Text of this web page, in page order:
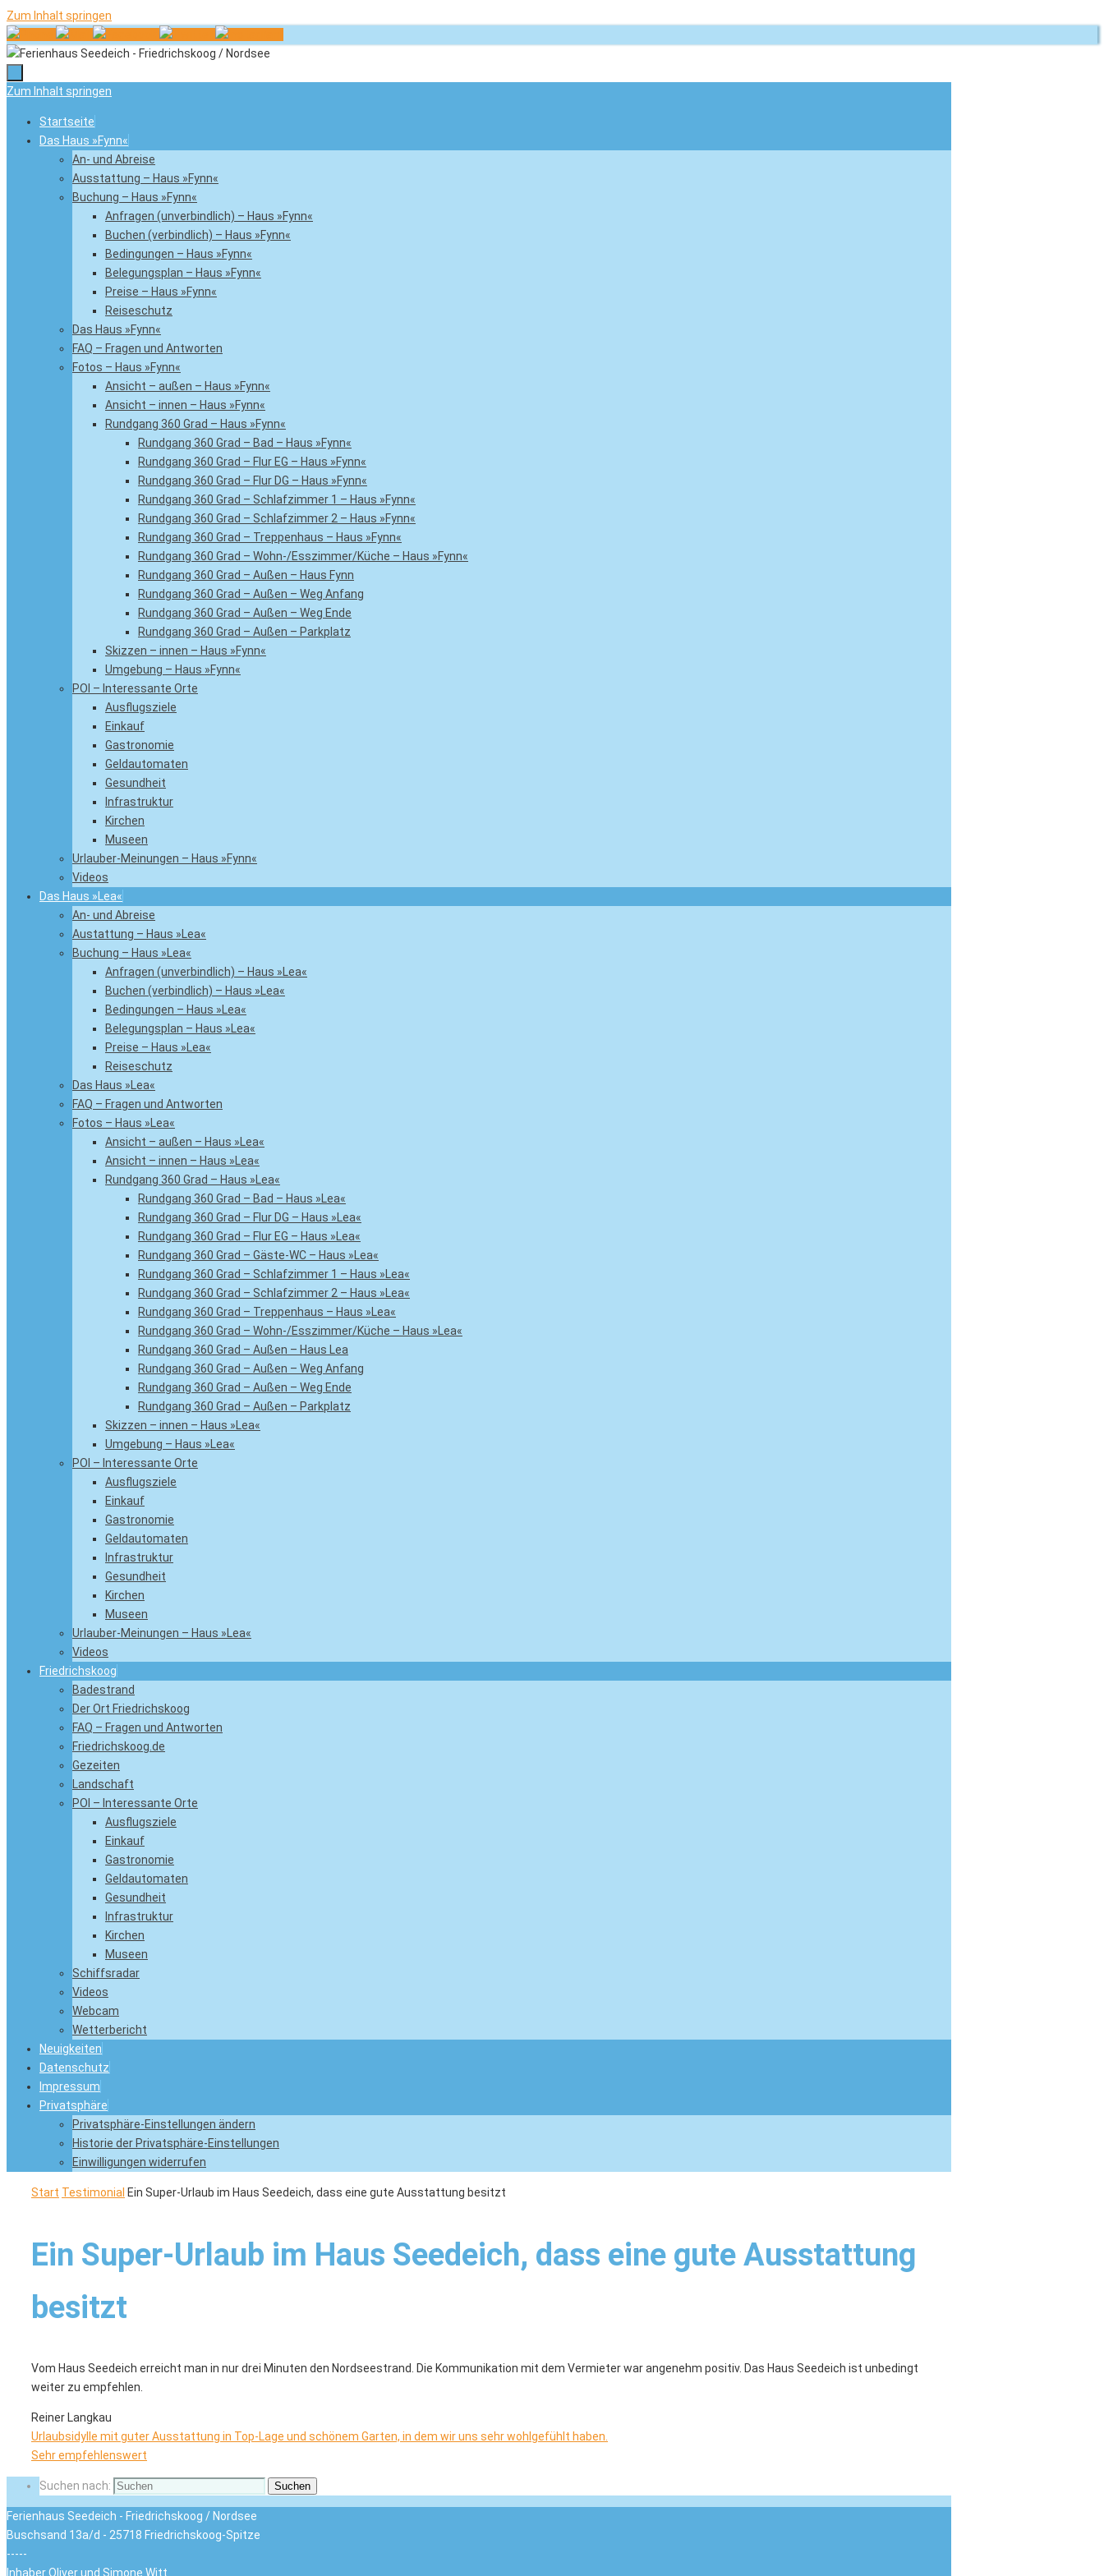
Zum Inhalt springen
Zum Inhalt springen
Startseite
Das Haus »Fynn«
An- und Abreise
Ausstattung – Haus »Fynn«
Buchung – Haus »Fynn«
Anfragen (unverbindlich) – Haus »Fynn«
Buchen (verbindlich) – Haus »Fynn«
Bedingungen – Haus »Fynn«
Belegungsplan – Haus »Fynn«
Preise – Haus »Fynn«
Reiseschutz
Das Haus »Fynn«
FAQ – Fragen und Antworten
Fotos – Haus »Fynn«
Ansicht – außen – Haus »Fynn«
Ansicht – innen – Haus »Fynn«
Rundgang 360 Grad – Haus »Fynn«
Rundgang 360 Grad – Bad – Haus »Fynn«
Rundgang 360 Grad – Flur EG – Haus »Fynn«
Rundgang 360 Grad – Flur DG – Haus »Fynn«
Rundgang 360 Grad – Schlafzimmer 1 – Haus »Fynn«
Rundgang 360 Grad – Schlafzimmer 2 – Haus »Fynn«
Rundgang 360 Grad – Treppenhaus – Haus »Fynn«
Rundgang 360 Grad – Wohn-/Esszimmer/Küche – Haus »Fynn«
Rundgang 360 Grad – Außen – Haus Fynn
Rundgang 360 Grad – Außen – Weg Anfang
Rundgang 360 Grad – Außen – Weg Ende
Rundgang 360 Grad – Außen – Parkplatz
Skizzen – innen – Haus »Fynn«
Umgebung – Haus »Fynn«
POI – Interessante Orte
Ausflugsziele
Einkauf
Gastronomie
Geldautomaten
Gesundheit
Infrastruktur
Kirchen
Museen
Urlauber-Meinungen – Haus »Fynn«
Videos
Das Haus »Lea«
An- und Abreise
Austattung – Haus »Lea«
Buchung – Haus »Lea«
Anfragen (unverbindlich) – Haus »Lea«
Buchen (verbindlich) – Haus »Lea«
Bedingungen – Haus »Lea«
Belegungsplan – Haus »Lea«
Preise – Haus »Lea«
Reiseschutz
Das Haus »Lea«
FAQ – Fragen und Antworten
Fotos – Haus »Lea«
Ansicht – außen – Haus »Lea«
Ansicht – innen – Haus »Lea«
Rundgang 360 Grad – Haus »Lea«
Rundgang 360 Grad – Bad – Haus »Lea«
Rundgang 360 Grad – Flur DG – Haus »Lea«
Rundgang 360 Grad – Flur EG – Haus »Lea«
Rundgang 360 Grad – Gäste-WC – Haus »Lea«
Rundgang 360 Grad – Schlafzimmer 1 – Haus »Lea«
Rundgang 360 Grad – Schlafzimmer 2 – Haus »Lea«
Rundgang 360 Grad – Treppenhaus – Haus »Lea«
Rundgang 360 Grad – Wohn-/Esszimmer/Küche – Haus »Lea«
Rundgang 360 Grad – Außen – Haus Lea
Rundgang 360 Grad – Außen – Weg Anfang
Rundgang 360 Grad – Außen – Weg Ende
Rundgang 360 Grad – Außen – Parkplatz
Skizzen – innen – Haus »Lea«
Umgebung – Haus »Lea«
POI – Interessante Orte
Ausflugsziele
Einkauf
Gastronomie
Geldautomaten
Infrastruktur
Gesundheit
Kirchen
Museen
Urlauber-Meinungen – Haus »Lea«
Videos
Friedrichskoog
Badestrand
Der Ort Friedrichskoog
FAQ – Fragen und Antworten
Friedrichskoog.de
Gezeiten
Landschaft
POI – Interessante Orte
Ausflugsziele
Einkauf
Gastronomie
Geldautomaten
Gesundheit
Infrastruktur
Kirchen
Museen
Schiffsradar
Videos
Webcam
Wetterbericht
Neuigkeiten
Datenschutz
Impressum
Privatsphäre
Privatsphäre-Einstellungen ändern
Historie der Privatsphäre-Einstellungen
Einwilligungen widerrufen
Start Testimonial Ein Super-Urlaub im Haus Seedeich, dass eine gute Ausstattung besitzt
Ein Super-Urlaub im Haus Seedeich, dass eine gute Ausstattung
besitzt
Vom Haus Seedeich erreicht man in nur drei Minuten den Nordseestrand. Die Kommunikation mit dem Vermieter war angenehm positiv. Das Haus Seedeich ist unbedingt
weiter zu empfehlen.
Reiner Langkau
Urlaubsidylle mit guter Ausstattung in Top-Lage und schönem Garten, in dem wir uns sehr wohlgefühlt haben.
Sehr empfehlenswert
Suchen nach: Suchen
Ferienhaus Seedeich - Friedrichskoog / Nordsee
Buschsand 13a/d - 25718 Friedrichskoog-Spitze
-----
Inhaber Oliver und Simone Witt